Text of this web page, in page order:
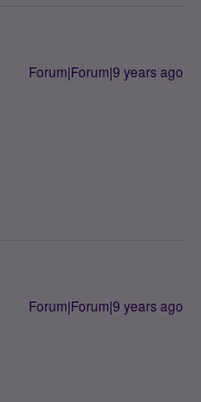
Forum|Forum|9 years ago
Forum|Forum|9 years ago